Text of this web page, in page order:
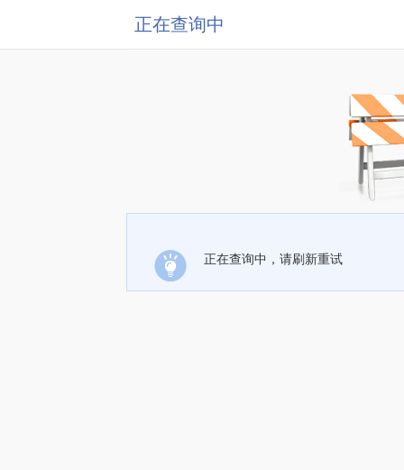
正在查询中
正在查询中，请刷新重试